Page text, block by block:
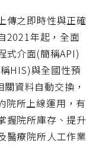
傳之即時性與正確
2021年起，全面
式介面(簡稱API)
HIS)與全國性預
資料自動交換，
院所上線運用，有
握院所庫存、提升
醫療院所人工作業